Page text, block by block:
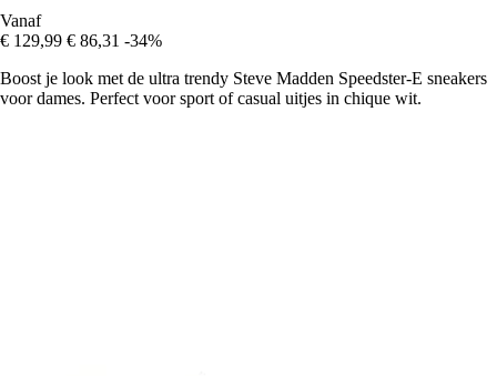
Vanaf
€ 129,99 € 86,31 -34%
Boost je look met de ultra trendy Steve Madden Speedster-E sneakers
voor dames. Perfect voor sport of casual uitjes in chique wit.